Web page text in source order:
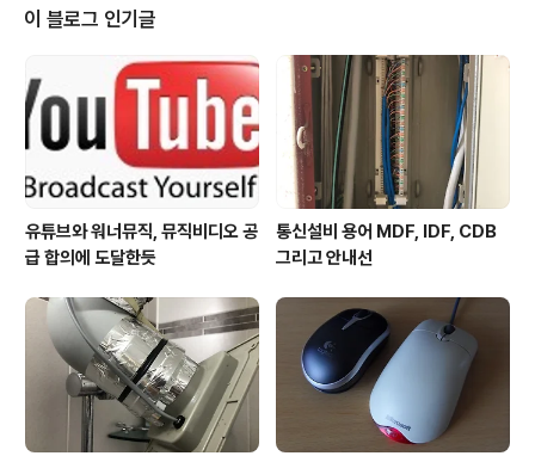
넷 단말기'라는 것인데, UMPC의 고가격 대비 부진한 성능의 만족도 때문에 나
온 새로운 단말들의 등장이었다. 그러나, 이름만 거창할..
이 블로그 인기글
유튜브와 워너뮤직, 뮤직비디오 공
급 합의에 도달한듯
통신설비 용어 MDF, IDF, CDB
그리고 안내선